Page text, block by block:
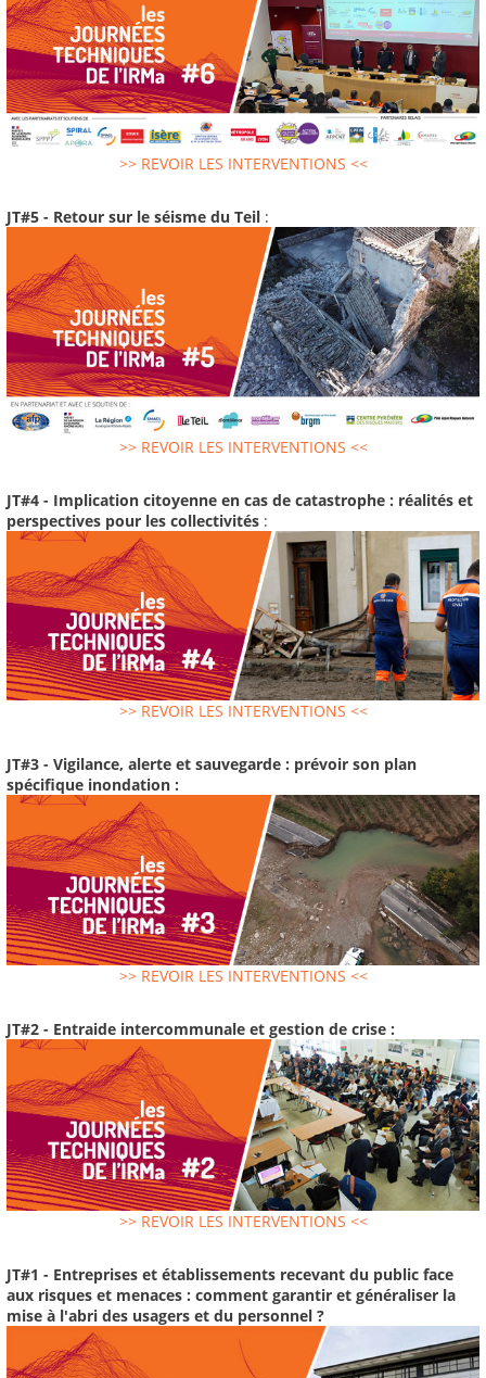
>> REVOIR LES INTERVENTIONS <<
JT#5 - Retour sur le séisme du Teil :
>> REVOIR LES INTERVENTIONS <<
JT#4 - Implication citoyenne en cas de catastrophe : réalités et
perspectives pour les collectivités :
>> REVOIR LES INTERVENTIONS <<
JT#3 - Vigilance, alerte et sauvegarde : prévoir son plan
spécifique inondation :
>> REVOIR LES INTERVENTIONS <<
JT#2 - Entraide intercommunale et gestion de crise :
>> REVOIR LES INTERVENTIONS <<
JT#1 - Entreprises et établissements recevant du public face
aux risques et menaces : comment garantir et généraliser la
mise à l'abri des usagers et du personnel ?